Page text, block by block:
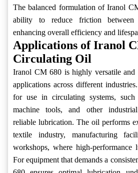
The balanced formulation of Iranol
ability to reduce friction between
enhancing overall efficiency and
Applications of Iranol
Circulating Oil
Iranol CM 680 is highly versatile and
applications across different
for use in circulating systems, such
machine tools, and other
reliable lubrication. The oil performs
textile industry, manufacturing
workshops, where high-performance
For equipment that demands a